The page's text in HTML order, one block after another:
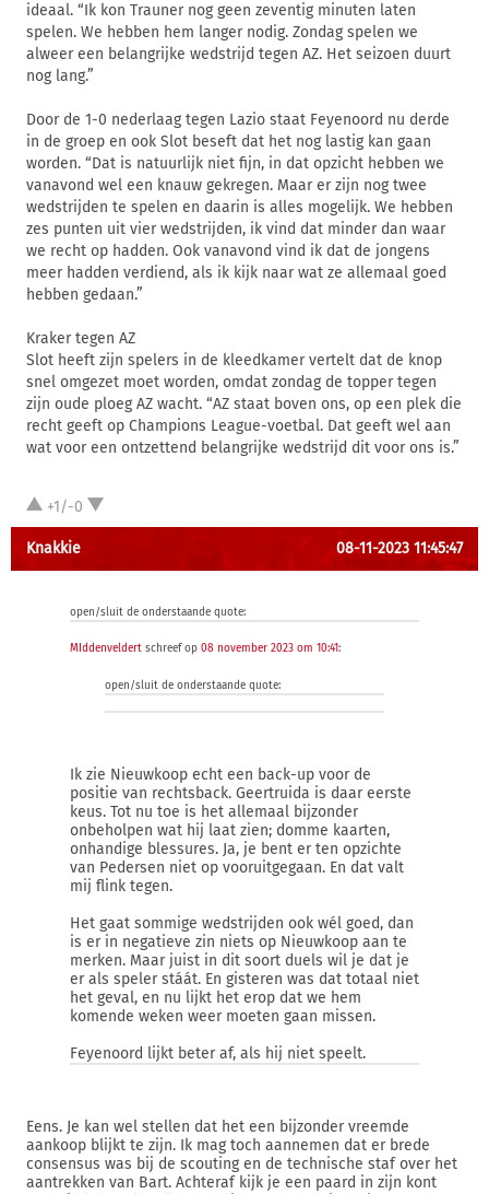
ideaal. “Ik kon Trauner nog geen zeventig minuten laten
spelen. We hebben hem langer nodig. Zondag spelen we
alweer een belangrijke wedstrijd tegen AZ. Het seizoen duurt
nog lang.”
Door de 1-0 nederlaag tegen Lazio staat Feyenoord nu derde
in de groep en ook Slot beseft dat het nog lastig kan gaan
worden. “Dat is natuurlijk niet fijn, in dat opzicht hebben we
vanavond wel een knauw gekregen. Maar er zijn nog twee
wedstrijden te spelen en daarin is alles mogelijk. We hebben
zes punten uit vier wedstrijden, ik vind dat minder dan waar
we recht op hadden. Ook vanavond vind ik dat de jongens
meer hadden verdiend, als ik kijk naar wat ze allemaal goed
hebben gedaan.”
Kraker tegen AZ
Slot heeft zijn spelers in de kleedkamer vertelt dat de knop
snel omgezet moet worden, omdat zondag de topper tegen
zijn oude ploeg AZ wacht. “AZ staat boven ons, op een plek die
recht geeft op Champions League-voetbal. Dat geeft wel aan
wat voor een ontzettend belangrijke wedstrijd dit voor ons is.”
+1/-0
Knakkie 08-11-2023 11:45:47
open/sluit de onderstaande quote:
MIddenveldert schreef op 08 november 2023 om 10:41:
open/sluit de onderstaande quote:
Ik zie Nieuwkoop echt een back-up voor de
positie van rechtsback. Geertruida is daar eerste
keus. Tot nu toe is het allemaal bijzonder
onbeholpen wat hij laat zien; domme kaarten,
onhandige blessures. Ja, je bent er ten opzichte
van Pedersen niet op vooruitgegaan. En dat valt
mij flink tegen.
Het gaat sommige wedstrijden ook wél goed, dan
is er in negatieve zin niets op Nieuwkoop aan te
merken. Maar juist in dit soort duels wil je dat je
er als speler stáát. En gisteren was dat totaal niet
het geval, en nu lijkt het erop dat we hem
komende weken weer moeten gaan missen.
Feyenoord lijkt beter af, als hij niet speelt.
Eens. Je kan wel stellen dat het een bijzonder vreemde
aankoop blijkt te zijn. Ik mag toch aannemen dat er brede
consensus was bij de scouting en de technische staf over het
aantrekken van Bart. Achteraf kijk je een paard in zijn kont